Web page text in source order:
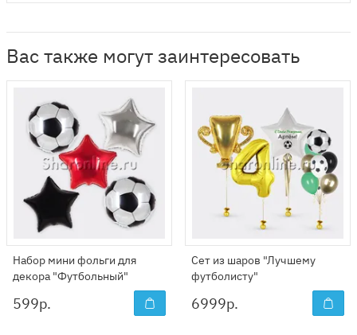
Вас также могут заинтересовать
Набор мини фольги для
декора "Футбольный"
599р.
Сет из шаров "Лучшему
футболисту"
6999р.